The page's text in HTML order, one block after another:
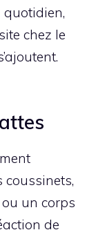
quotidien,
chez le
coussinets,
un corps
de